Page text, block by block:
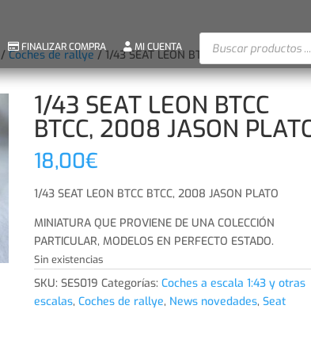
FINALIZAR COMPRA MI CUENTA Búsqueda
de
productos
/Coches de rallye/ 1/43 SEAT LEON BTCC BTCC, 2008
1/43 SEAT LEON BTCC
BTCC, 2008 JASON
18,00€
1/43 SEAT LEON BTCC BTCC, 2008 JASON PLATO
MINIATURA QUE PROVIENE DE UNA COLECCIÓN
PARTICULAR, MODELOS EN PERFECTO ESTADO.
Sin existencias
SKU:SES019 Categorías:Coches a escala 1:43 y otras
escalas,Coches de rallye, News novedades,Seat